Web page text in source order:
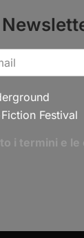
Festival
i termini e le